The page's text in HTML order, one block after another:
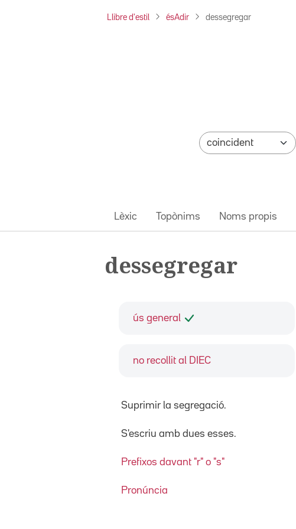
Llibre d'estil ésAdir dessegregar
Lèxic Topònims Noms propis
dessegregar
ús general
no recollit al DIEC
Suprimir la segregació.
S'escriu amb dues esses.
Prefixos davant "r" o "s"
Pronúncia